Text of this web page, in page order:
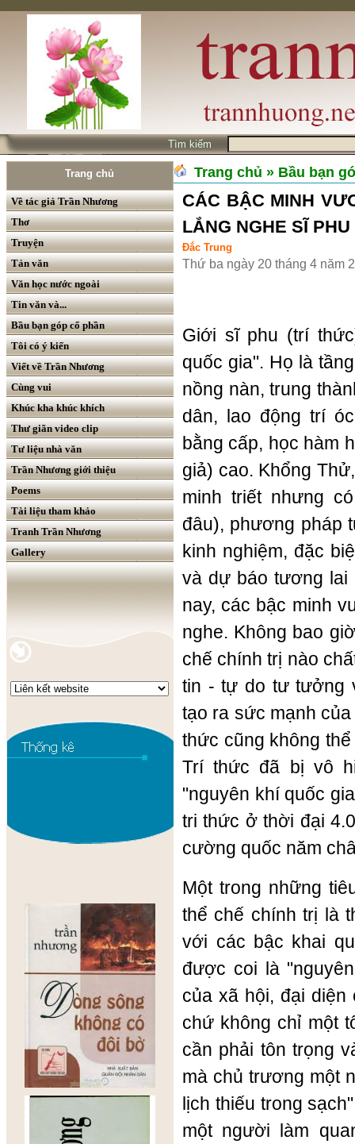
Tìm kiếm
Trang chủ
Về tác giả Trần Nhương
Thơ
Truyện
Tản văn
Văn học nước ngoài
Tin văn và...
Bầu bạn góp cổ phần
Tôi có ý kiến
Viết về Trần Nhương
Cùng vui
Khúc kha khúc khích
Thư giãn video clip
Tư liệu nhà văn
Trần Nhương giới thiệu
Poems
Tài liệu tham khảo
Tranh Trần Nhương
Gallery
Trang chủ » Bầu bạn
CÁC BẬC MINH
LẮNG NGHE SĨ
Đắc Trung
Thứ ba ngày 20 tháng 4 năm
Giới sĩ phu (trí
quốc gia". Họ là
nồng nàn, trung
dân, lao động trí
bằng cấp, học hàm
giả) cao. Khổng
minh triết nhưng
đâu), phương pháp
kinh nghiệm, đặc
và dự báo tương lai
nay, các bậc minh
nghe. Không bao
chế chính trị nào
tin - tự do tư tưởng
tạo ra sức mạnh
thức cũng không
Trí thức đã bị vô
"nguyên khí quốc
tri thức ở thời đại
cường quốc năm
Một trong những
thể chế chính trị là
với các bậc khai
được coi là
của xã hội, đại
chứ không chỉ một
cần phải tôn trọng
mà chủ trương một
lịch thiếu trong
một người làm